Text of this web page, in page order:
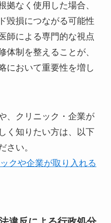
拠なく使用した場合、
毀損につながる可能性
師による専門的な視点
体制を整えることが、
において重要性を増し
、クリニック・企業が
く知りたい方は、以下
さい。
クや企業が取り入れる